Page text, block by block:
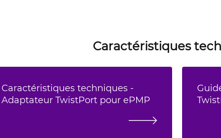
Caractéristiques
Caractéristiques techniques -
Adaptateur TwistPort pour ePMP